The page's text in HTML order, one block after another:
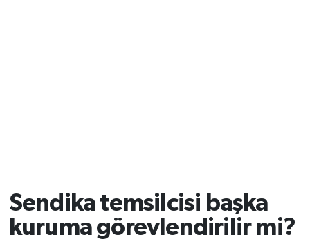
Sendika temsilcisi başka
kuruma görevlendirilir mi?